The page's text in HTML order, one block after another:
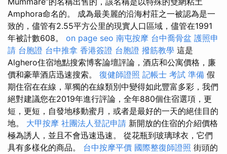
Amphora命名的。 成為最美麗的沿海村莊之一被認為是一
致的，儘管有2.55平方公里的現實人口區域，儘管在1991
年被計數608。 on page seo 南屯按摩 台中喬骨盆 護照申
請 台胞證 台中推拿 香港簽證 台胞證 撥筋教學 這是
Alghero住宿地點搜索博客論壇評論，酒店和公寓價格，廉
價和豪華酒店迅速搜索。 復健師證照 記帳士 考試 準備 假
期住宿在在線，單獨的在線類別中變得如此豐富多彩，我們
絕對建議您在2019年進行評論，全年880個住宿選項，更
短，更短，自發地移動蜜月，或者是最好的一天的絕佳目的
地。 大甲按摩 社團法人登記申請 新開放的住宿的介紹價格
極為誘人，並且不會迅速迅速。 從花瓶到玻璃球衣，它們
具有多樣化的商品。 台中按摩平價 國際整復師證照 街頭的